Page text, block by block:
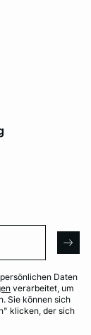
Daten
verarbeitet, um
Sie können sich
klicken, der sich